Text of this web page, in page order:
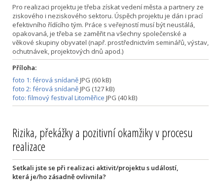
Pro realizaci projektu je třeba získat vedení města a partnery ze
ziskového i neziskového sektoru. Úspěch projektu je dán i prací
efektivního řídícího tým. Práce s veřejností musí být neustálá,
opakovaná, je třeba se zaměřit na všechny společenské a
věkové skupiny obyvatel (např. prostřednictvím seminářů, výstav,
ochutnávek, projektových dnů apod.)
Příloha:
foto 1: férová snídaněJPG (60 kB)
foto 2: férová snídaněJPG (127 kB)
foto: filmový festival Litoměřice JPG (40 kB)
Rizika, překážky a pozitivní okamžiky v procesu
realizace
Setkali jste se při realizaci aktivit/projektu s událostí,
která je/ho zásadně ovlivnila?